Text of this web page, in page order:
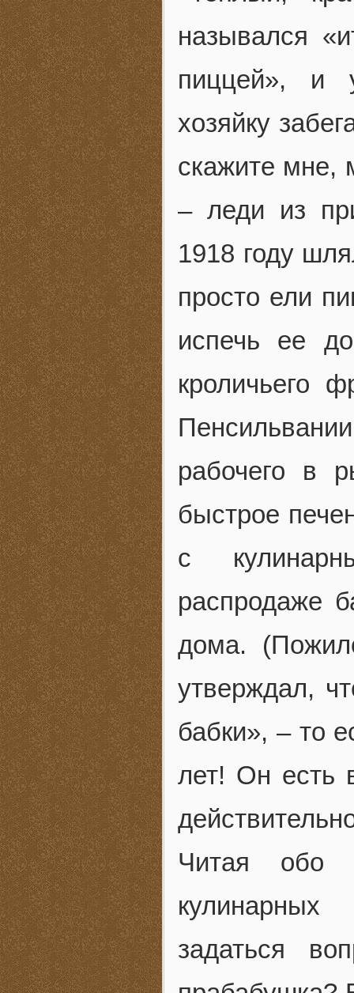
назывался
пиццей», и
хозяйку
скажите мне,
– леди из
1918 году
просто ели
испечь ее
кроличьего
рабочего в
быстрое
с
распродаже
дома.
утверждал,
бабки», – то
лет! Он есть
Читая обо
задаться